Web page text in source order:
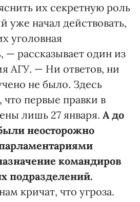
их секретную роль
уже начал действовать,
уголовная
— рассказывает один из
АГУ. — Ни ответов, ни
не было. Здесь
первые правки в
лишь 27 января. А до
неосторожно
командиров
подразделений.
кричат, что угроза.